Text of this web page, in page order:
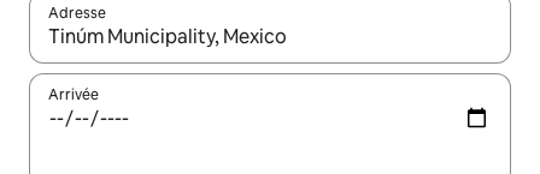
Adresse
Lorsque les résultats s'affichent, utilisez les flèches vers le
Arrivée